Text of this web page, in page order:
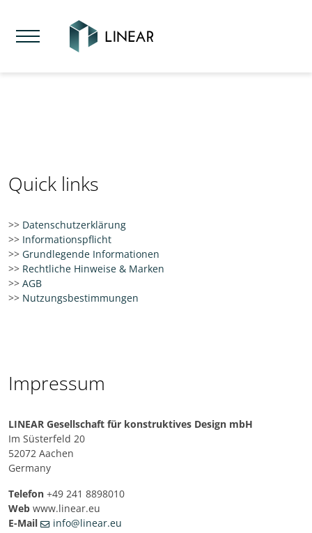
Quick links
>> Datenschutzerklärung
>> Informationspflicht
>> Grundlegende Informationen
>> Rechtliche Hinweise & Marken
>> AGB
>> Nutzungsbestimmungen
Impressum
LINEAR Gesellschaft für konstruktives Design mbH
Im Süsterfeld 20
52072 Aachen
Germany
Telefon +49 241 8898010
Web www.linear.eu
E-Mail
info@linear.eu